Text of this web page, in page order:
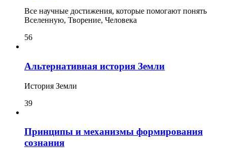
Все научные достижения, которые помогают понять
Вселенную, Творение, Человека
56
Альтернативная история Земли
История Земли
39
Принципы и механизмы формирования
сознания